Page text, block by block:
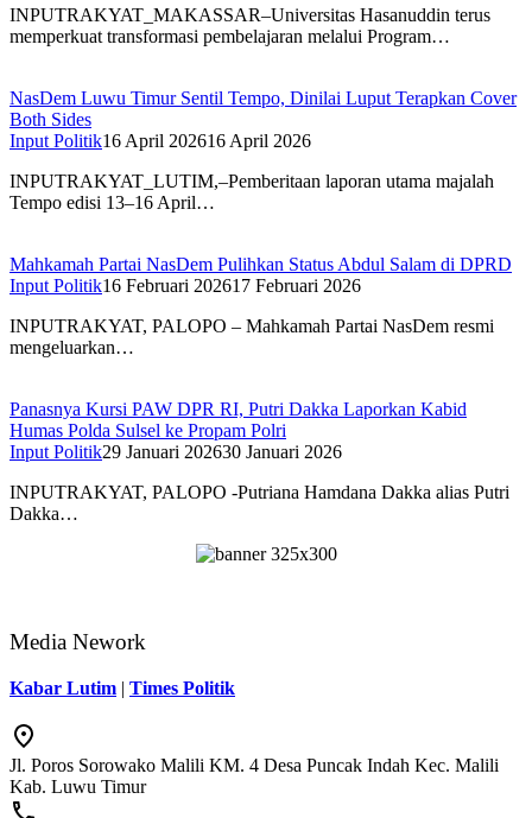
INPUTRAKYAT_MAKASSAR–Universitas Hasanuddin terus
memperkuat transformasi pembelajaran melalui Program…
NasDem Luwu Timur Sentil Tempo, Dinilai Luput Terapkan Cover
Both Sides
Input Politik16 April 202616 April 2026
INPUTRAKYAT_LUTIM,–Pemberitaan laporan utama majalah
Tempo edisi 13–16 April…
Mahkamah Partai NasDem Pulihkan Status Abdul Salam di DPRD
Input Politik16 Februari 202617 Februari 2026
INPUTRAKYAT, PALOPO – Mahkamah Partai NasDem resmi
mengeluarkan…
Panasnya Kursi PAW DPR RI, Putri Dakka Laporkan Kabid
Humas Polda Sulsel ke Propam Polri
Input Politik29 Januari 202630 Januari 2026
INPUTRAKYAT, PALOPO -Putriana Hamdana Dakka alias Putri
Dakka…
Media Nework
Kabar Lutim | Times Politik
Jl. Poros Sorowako Malili KM. 4 Desa Puncak Indah Kec. Malili
Kab. Luwu Timur